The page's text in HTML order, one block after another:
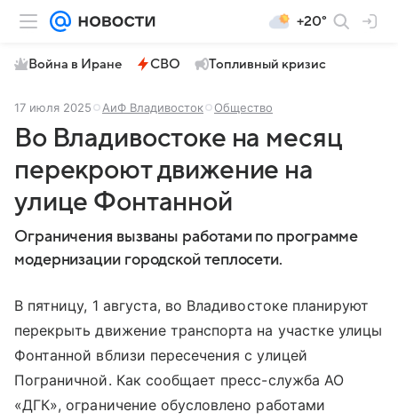
+20°
Война в Иране СВО Топливный кризис
17 июля 2025 АиФ Владивосток Общество
Во Владивостоке на месяц
перекроют движение на
улице Фонтанной
Ограничения вызваны работами по программе
модернизации городской теплосети.
В пятницу, 1 августа, во Владивостоке планируют
перекрыть движение транспорта на участке улицы
Фонтанной вблизи пересечения с улицей
Пограничной. Как сообщает пресс-служба АО
«ДГК», ограничение обусловлено работами